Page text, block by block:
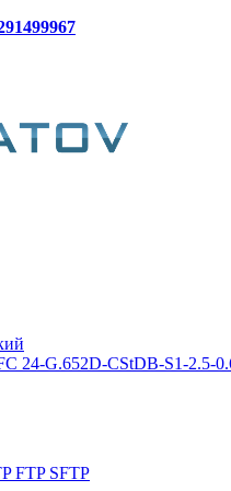
24-G.652D-CStDB-S1-2.5-
FTP SFTP